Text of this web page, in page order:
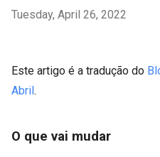
Tuesday, April 26, 2022
Este artigo é a tradução do
Abril.
O que vai mudar